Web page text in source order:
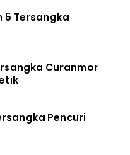
5 Tersangka
Curanmor
Pencuri